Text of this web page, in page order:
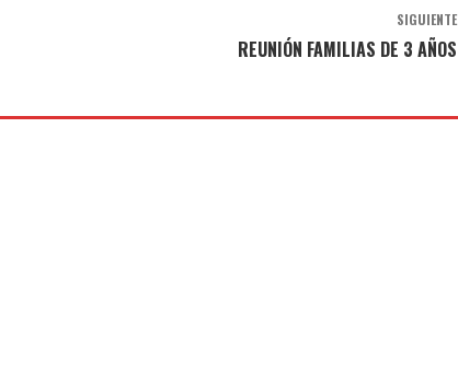
SIGUIENTE
REUNIÓN FAMILIAS DE 3 AÑOS